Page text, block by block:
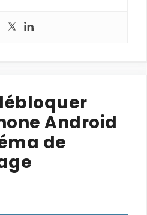
Android
de